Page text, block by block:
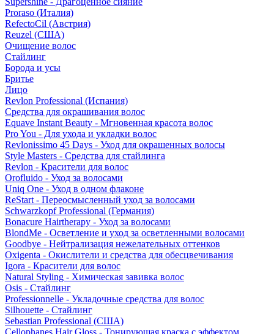
Proraso (Италия)
RefectoCil (Австрия)
Reuzel (США)
Очищение волос
Стайлинг
Борода и усы
Бритье
Лицо
Revlon Professional (Испания)
Средства для окрашивания волос
Equave Instant Beauty - Мгновенная красота волос
Pro You - Для ухода и укладки волос
Revlonissimo 45 Days - Уход для окрашенных волосы
Style Masters - Средства для стайлинга
Revlon - Красители для волос
Orofluido - Уход за волосами
Uniq One - Уход в одном флаконе
ReStart - Переосмысленный уход за волосами
Schwarzkopf Professional (Германия)
Bonacure Hairtherapy - Уход за волосами
BlondMe - Осветление и уход за осветленными волосами
Goodbye - Нейтрализация нежелательных оттенков
Oxigenta - Окислители и средства для обесцвечивания
Igora - Красители для волос
Natural Styling - Химическая завивка волос
Osis - Стайлинг
Professionnelle - Укладочные средства для волос
Silhouette - Стайлинг
Sebastian Professional (США)
Cellophanes Hair Gloss - Тонирующая краска с эффектом